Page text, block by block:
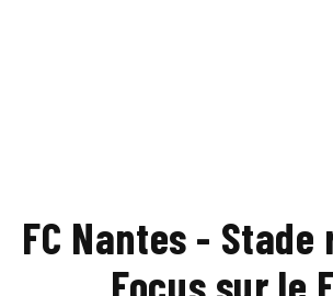
FC Nantes - Stade
Focus sur le